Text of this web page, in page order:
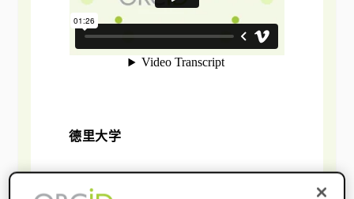
德里大学